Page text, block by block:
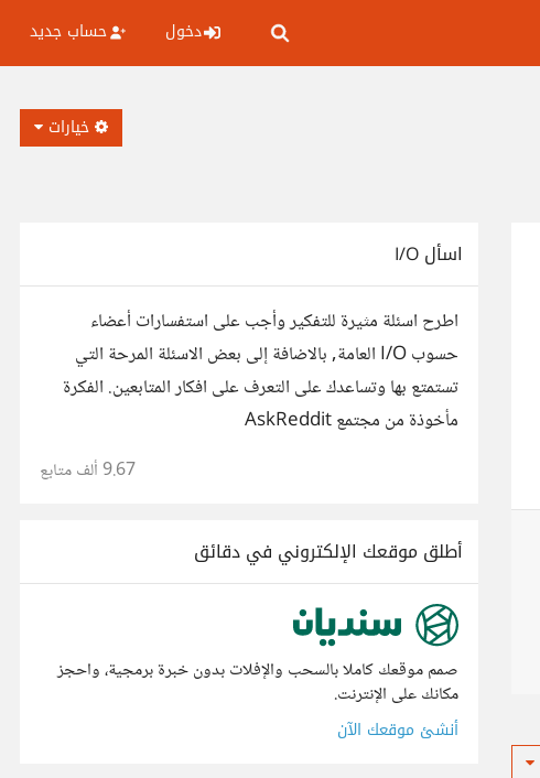
دخول حساب جديد
خيارات
اسأل I/O
اطرح اسئلة مثيرة للتفكير وأجب على استفسارات أعضاء
حسوب I/O العامة, بالاضافة إلى بعض الاسئلة المرحة التي
تستمتع بها وتساعدك على التعرف على افكار المتابعين. الفكرة
مأخوذة من مجتمع AskReddit
9.67 ألف متابع
أطلق موقعك الإلكتروني في دقائق
صمم موقعك كاملا بالسحب والإفلات بدون خبرة برمجية، واحجز
مكانك على الإنترنت.
أنشئ موقعك الآن